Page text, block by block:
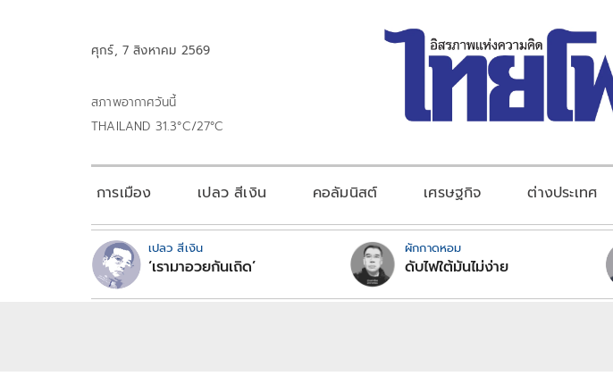
ศุกร์, 7 สิงหาคม 2569
สภาพอากาศวันนี้
THAILAND 31.3°C/27°C
การเมือง เปลว สีเงิน คอลัมนิสต์ เศรษฐกิจ ต่างประเทศ
เปลว สีเงิน
‘เรามาอวยกันเถิด’
ผักกาดหอม
ดับไฟใต้มันไม่ง่าย